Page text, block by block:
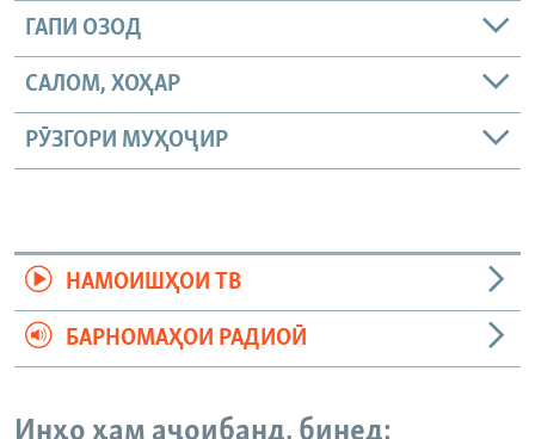
ГАПИ ОЗОД
САЛОМ, ХОҲАР
РӮЗГОРИ МУҲОҶИР
НАМОИШҲОИ ТВ
БАРНОМАҲОИ РАДИОӢ
Инҳо ҳам аҷоибанд, бинед: